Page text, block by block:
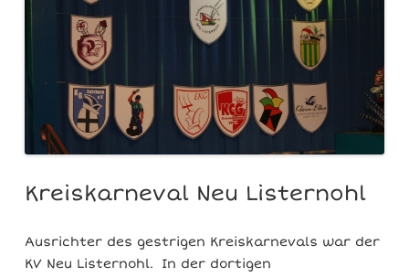
Kreiskarneval Neu Listernohl
Ausrichter des gestrigen Kreiskarnevals war der
KV Neu Listernohl. In der dortigen